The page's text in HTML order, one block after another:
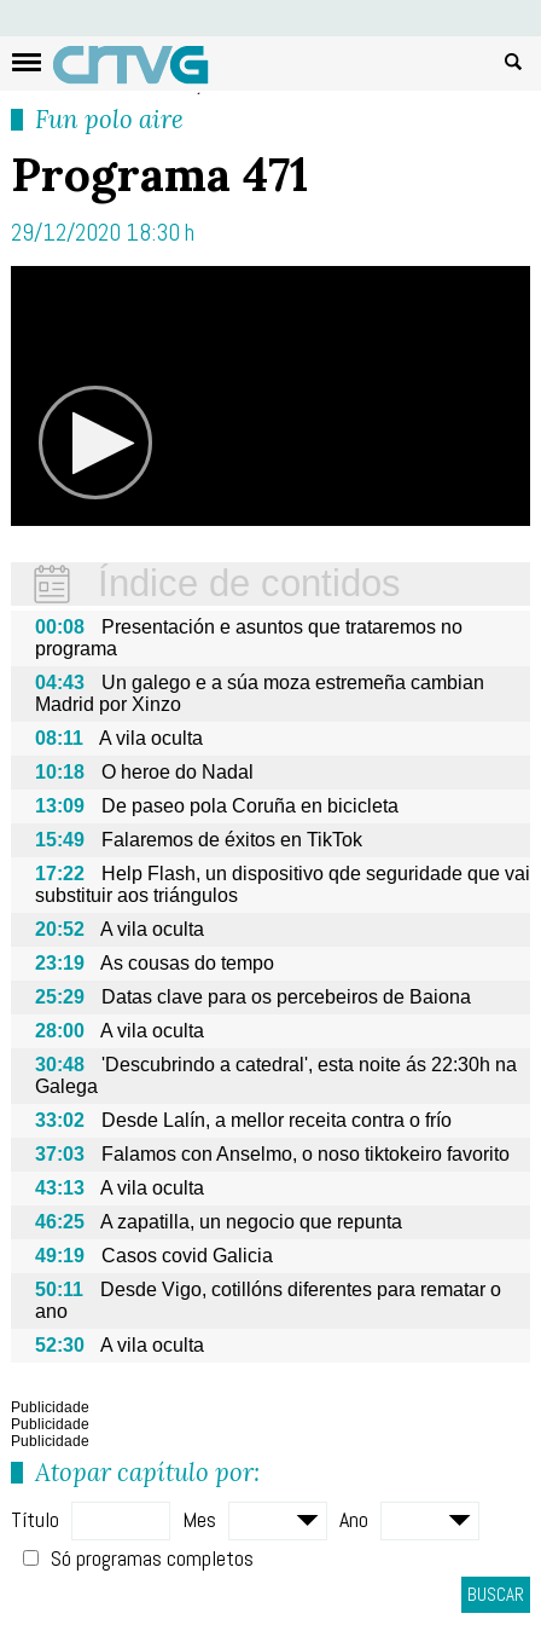
Fun polo aire
Programa 471
29/12/2020 18:30 h
Índice de contidos
00:08
Presentación e asuntos que trataremos no
programa
04:43
Un galego e a súa moza estremeña cambian
Madrid por Xinzo
08:11
A vila oculta
10:18
O heroe do Nadal
13:09
De paseo pola Coruña en bicicleta
15:49
Falaremos de éxitos en TikTok
17:22
Help Flash, un dispositivo qde seguridade que vai
substituir aos triángulos
20:52
A vila oculta
23:19
As cousas do tempo
25:29
Datas clave para os percebeiros de Baiona
28:00
A vila oculta
30:48
'Descubrindo a catedral', esta noite ás 22:30h na
Galega
33:02
Desde Lalín, a mellor receita contra o frío
37:03
Falamos con Anselmo, o noso tiktokeiro favorito
43:13
A vila oculta
46:25
A zapatilla, un negocio que repunta
49:19
Casos covid Galicia
50:11
Desde Vigo, cotillóns diferentes para rematar o
ano
52:30
A vila oculta
Publicidade
Publicidade
Publicidade
Atopar capítulo por:
Título Mes
Ano
Só programas completos
BUSCAR